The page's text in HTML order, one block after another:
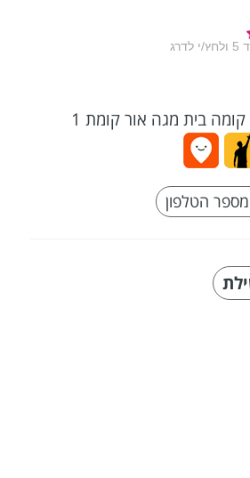
קומה בית מגה אור קומת 1